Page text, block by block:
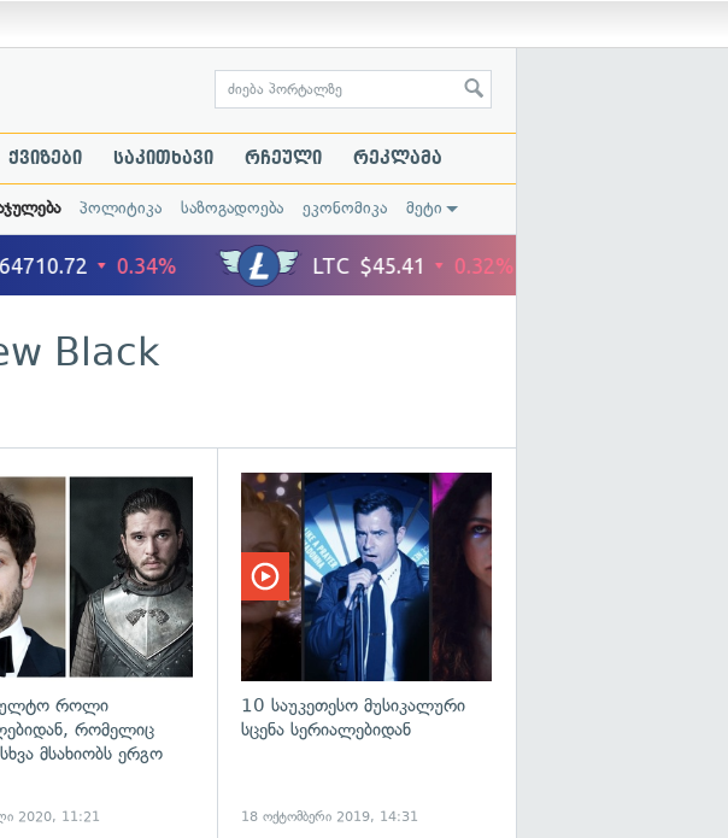
ქვიზები საკითხავი რჩეული რეკლამა
პოლიტიკა საზოგადოება ეკონომიკა მეტი
Black
როლი
რომელიც
მსახიობს ერგო
2020, 11:21
10 საუკეთესო მუსიკალური
სცენა სერიალებიდან
18 ოქტომბერი 2019, 14:31